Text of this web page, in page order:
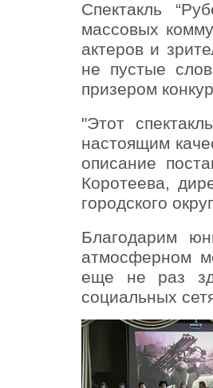
Спектакль
массовых
актеров и
не пустые
призером
"Этот
настоящим
описание
Коротеева,
городского
Благодарим
атмосферном
еще не раз
социальных